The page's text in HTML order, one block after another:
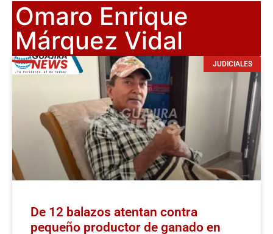
Omaro Enrique
Márquez Vidal
JUDICIALES
De 12 balazos atentan contra
pequeño productor de ganado en